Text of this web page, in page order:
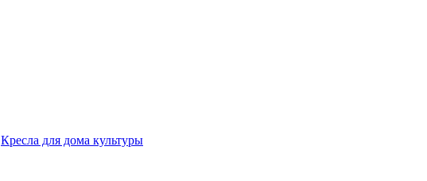
Кресла для дома культуры